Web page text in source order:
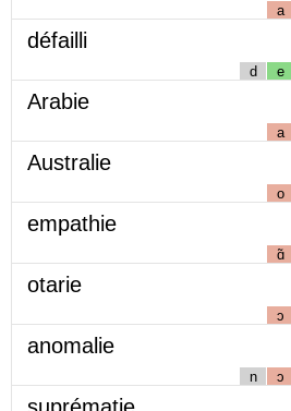
a
défailli
d e
Arabie
a
Australie
o
empathie
ɑ̃
otarie
ɔ
anomalie
n ɔ
suprématie